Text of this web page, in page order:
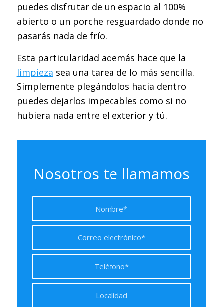
puedes disfrutar de un espacio al 100%
abierto o un porche resguardado donde no
pasarás nada de frío.
Esta particularidad además hace que la
limpieza sea una tarea de lo más sencilla.
Simplemente plegándolos hacia dentro
puedes dejarlos impecables como si no
hubiera nada entre el exterior y tú.
Nosotros te llamamos